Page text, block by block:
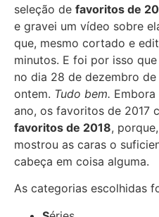
seleção de favoritos de
e gravei um vídeo sobre
que, mesmo cortado e
minutos. E foi por isso
no dia 28 de dezembro de
ontem. Tudo bem.
ano, os favoritos de 2017
favoritos de 2018,
mostrou as caras o
cabeça em coisa alguma.
As categorias escolhidas